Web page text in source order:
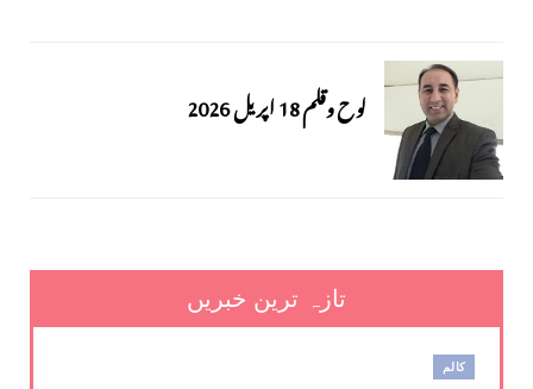
لوح وقلم 18 اپریل 2026
تازہ ترین خبریں
کالم